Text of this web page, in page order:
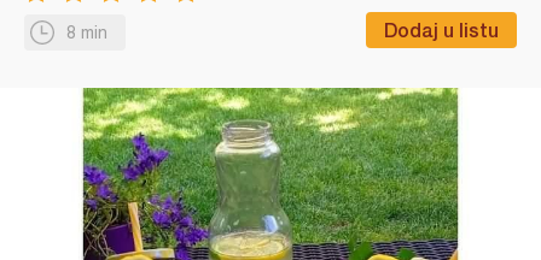
8 min Dodaj u listu